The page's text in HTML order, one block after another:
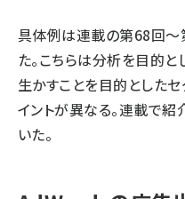
具体例は連載の第68回
た。こちらは分析を目的と
生かすことを目的としたセ
イントが異なる。連載で
いた。